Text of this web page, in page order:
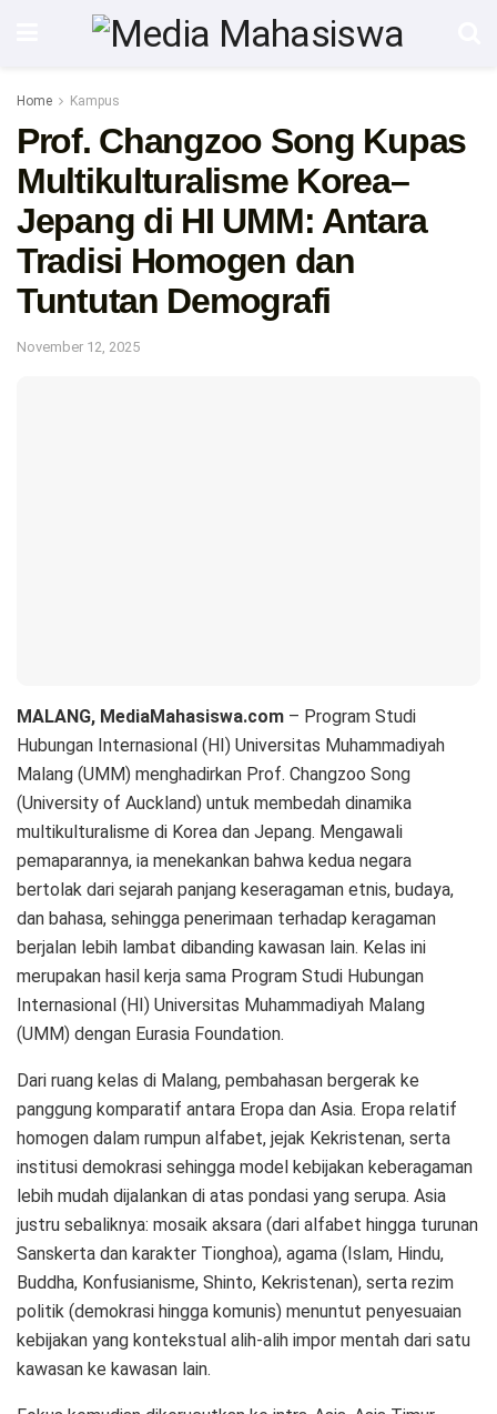
Home Kampus
Prof. Changzoo Song Kupas
Multikulturalisme Korea–
Jepang di HI UMM: Antara
Tradisi Homogen dan
Tuntutan Demografi
November 12, 2025
MALANG, MediaMahasiswa.com – Program Studi
Hubungan Internasional (HI) Universitas Muhammadiyah
Malang (UMM) menghadirkan Prof. Changzoo Song
(University of Auckland) untuk membedah dinamika
multikulturalisme di Korea dan Jepang. Mengawali
pemaparannya, ia menekankan bahwa kedua negara
bertolak dari sejarah panjang keseragaman etnis, budaya,
dan bahasa, sehingga penerimaan terhadap keragaman
berjalan lebih lambat dibanding kawasan lain. Kelas ini
merupakan hasil kerja sama Program Studi Hubungan
Internasional (HI) Universitas Muhammadiyah Malang
(UMM) dengan Eurasia Foundation.
Dari ruang kelas di Malang, pembahasan bergerak ke
panggung komparatif antara Eropa dan Asia. Eropa relatif
homogen dalam rumpun alfabet, jejak Kekristenan, serta
institusi demokrasi sehingga model kebijakan keberagaman
lebih mudah dijalankan di atas pondasi yang serupa. Asia
justru sebaliknya: mosaik aksara (dari alfabet hingga turunan
Sanskerta dan karakter Tionghoa), agama (Islam, Hindu,
Buddha, Konfusianisme, Shinto, Kekristenan), serta rezim
politik (demokrasi hingga komunis) menuntut penyesuaian
kebijakan yang kontekstual alih-alih impor mentah dari satu
kawasan ke kawasan lain.